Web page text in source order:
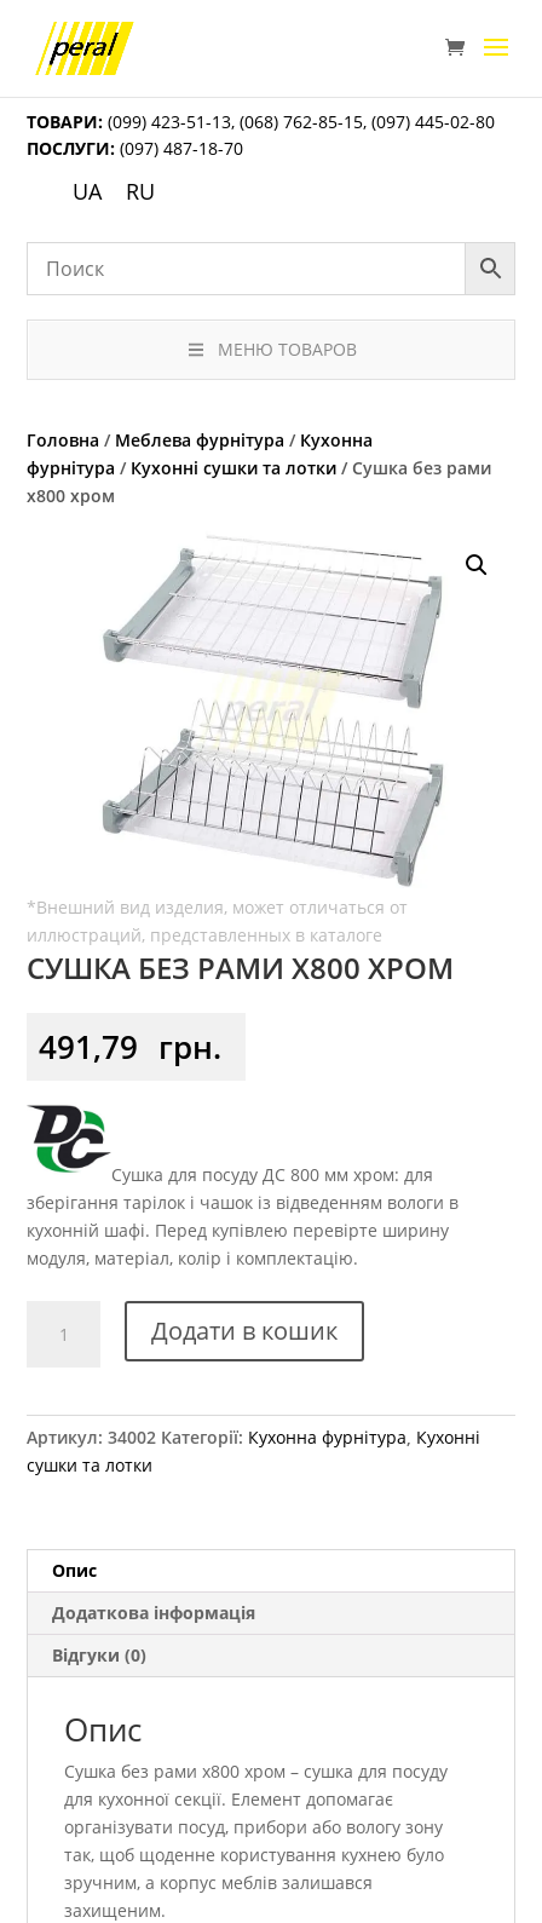
ТОВАРИ: (099) 423-51-13,(068) 762-85-15,(097) 445-02-80
ПОСЛУГИ: (097) 487-18-70
UA RU
МЕНЮ ТОВАРОВ
Головна / Меблева фурнітура / Кухонна
фурнітура / Кухонні сушки та лотки / Сушка без рами
х800 хром
СУШКА БЕЗ РАМИ Х800 ХРОМ
491,79 грн.
Сушка для посуду ДС 800 мм хром: для
зберігання тарілок і чашок із відведенням вологи в
кухонній шафі. Перед купівлею перевірте ширину
модуля, матеріал, колір і комплектацію.
кількість
Додати в кошик
Артикул:34002 Категорії: Кухонна фурнітура Кухонні
сушки та лотки
Опис
Додаткова інформація
Відгуки (0)
Опис
Сушка без рами х800 хром – сушка для посуду
для кухонної секції. Елемент допомагає
організувати посуд, прибори або вологу зону
так, щоб щоденне користування кухнею було
зручним, а корпус меблів залишався
захищеним.